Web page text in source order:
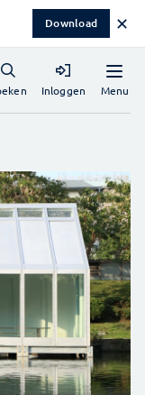
Download ✕
Menu
Inloggen